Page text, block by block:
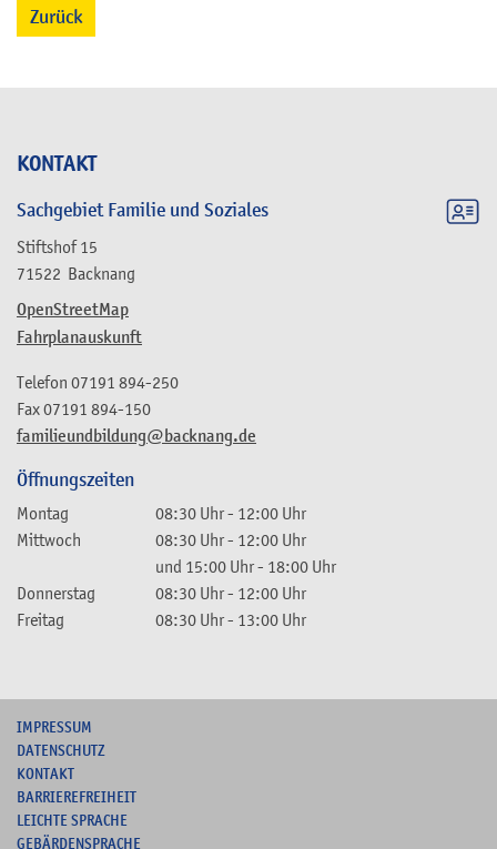
KONTAKT
Sachgebiet Familie und Soziales
Stiftshof 15
71522 Backnang
OpenStreetMap
Fahrplanauskunft
familieundbildung@backnang.de
Telefon 07191 894-250
Fax07191 894-150
Öffnungszeiten
Montag 08:30 Uhr- 12:00 Uhr
Mittwoch
08:30 Uhr- 12:00 Uhr
und 15:00 Uhr- 18:00 Uhr
Donnerstag
08:30 Uhr- 12:00 Uhr
Freitag
08:30 Uhr- 13:00 Uhr
Zurück
IMPRESSUM
DATENSCHUTZ
KONTAKT
BARRIEREFREIHEIT
L EICHTE SPRACHE
GEBÄRDENSPRACHE